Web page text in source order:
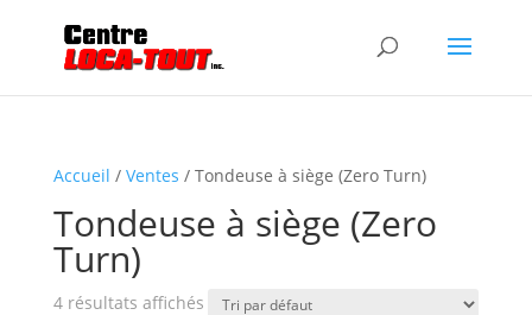
Accueil / Ventes / Tondeuse à siège (Zero Turn)
Tondeuse à siège (Zero
Turn)
4 résultats affichés